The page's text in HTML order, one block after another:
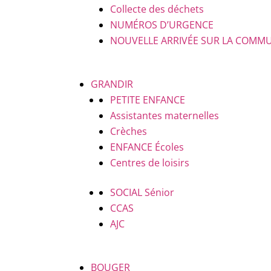
Collecte des déchets
NUMÉROS D’URGENCE
NOUVELLE ARRIVÉE SUR LA
GRANDIR
PETITE ENFANCE
Assistantes maternelles
Crèches
ENFANCE Écoles
Centres de loisirs
SOCIAL Sénior
CCAS
AJC
BOUGER